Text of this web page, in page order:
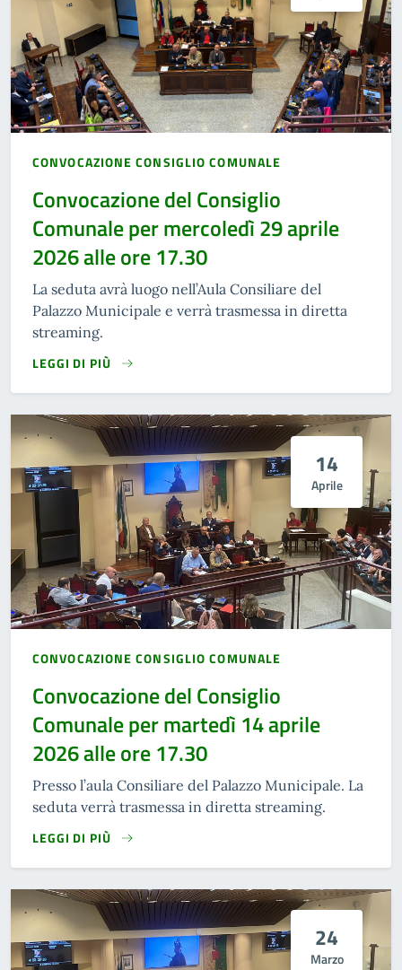
CONVOCAZIONE CONSIGLIO COMUNALE
Convocazione del Consiglio
Comunale per mercoledì 29 aprile
2026 alle ore 17.30
La seduta avrà luogo nell’Aula Consiliare del
Palazzo Municipale e verrà trasmessa in diretta
streaming.
LEGGI DI PIÙ
14
Aprile
CONVOCAZIONE CONSIGLIO COMUNALE
Convocazione del Consiglio
Comunale per martedì 14 aprile
2026 alle ore 17.30
Presso l’aula Consiliare del Palazzo Municipale. La
seduta verrà trasmessa in diretta streaming.
LEGGI DI PIÙ
24
Marzo